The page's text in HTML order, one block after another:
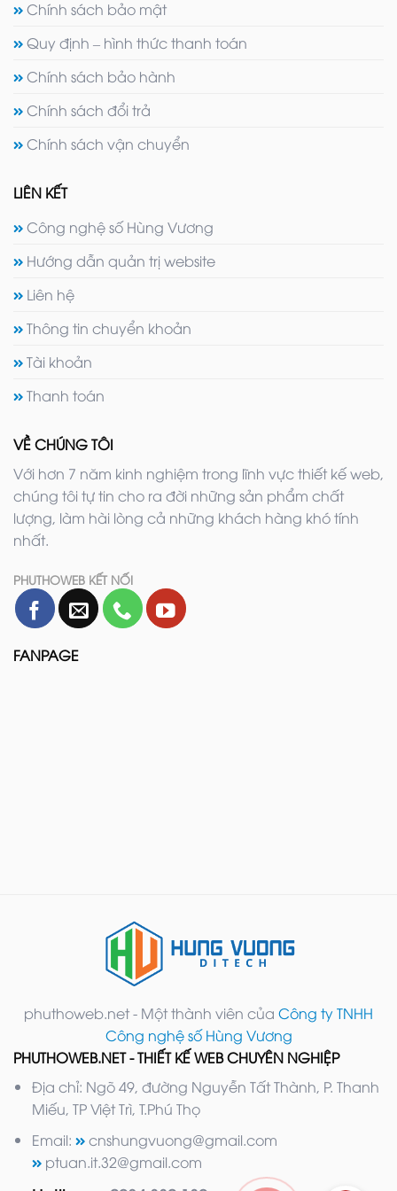
Chính sách bảo mật
Quy định – hình thức thanh toán
Chính sách bảo hành
Chính sách đổi trả
Chính sách vận chuyển
LIÊN KẾT
Công nghệ số Hùng Vương
Hướng dẫn quản trị website
Liên hệ
Thông tin chuyển khoản
Tài khoản
Thanh toán
VỀ CHÚNG TÔI
Với hơn 7 năm kinh nghiệm trong lĩnh vực thiết kế web,
chúng tôi tự tin cho ra đời những sản phẩm chất
lượng, làm hài lòng cả những khách hàng khó tính
nhất.
PHUTHOWEB KẾT NỐI
FANPAGE
phuthoweb.net - Một thành viên của Công ty TNHH
Công nghệ số Hùng Vương
PHUTHOWEB.NET - THIẾT KẾ WEB CHUYÊN NGHIỆP
Địa chỉ: Ngõ 49, đường Nguyễn Tất Thành, P. Thanh
Miếu, TP Việt Trì, T.Phú Thọ
Email:
cnshungvuong@gmail.com
ptuan.it.32@gmail.com